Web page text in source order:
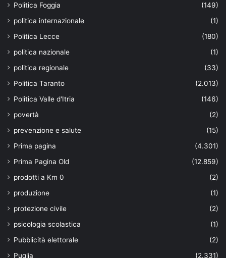
Politica Foggia
(149)
politica internazionale
(1)
Politica Lecce
(180)
politica nazionale
(1)
politica regionale
(33)
Politica Taranto
(2.013)
Politica Valle d'Itria
(146)
povertà
(2)
prevenzione e salute
(15)
Prima pagina
(4.301)
Prima Pagina Old
(12.859)
prodotti a Km 0
(2)
produzione
(1)
protezione civile
(2)
psicologia scolastica
(1)
Pubblicità elettorale
(2)
Puglia
(2.331)